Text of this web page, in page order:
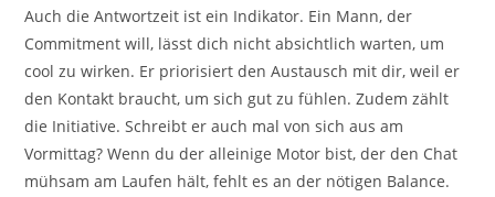
Auch die Antwortzeit ist ein Indikator. Ein Mann, der
Commitment will, lässt dich nicht absichtlich warten, um
cool zu wirken. Er priorisiert den Austausch mit dir, weil er
den Kontakt braucht, um sich gut zu fühlen. Zudem zählt
die Initiative. Schreibt er auch mal von sich aus am
Vormittag? Wenn du der alleinige Motor bist, der den Chat
mühsam am Laufen hält, fehlt es an der nötigen Balance.